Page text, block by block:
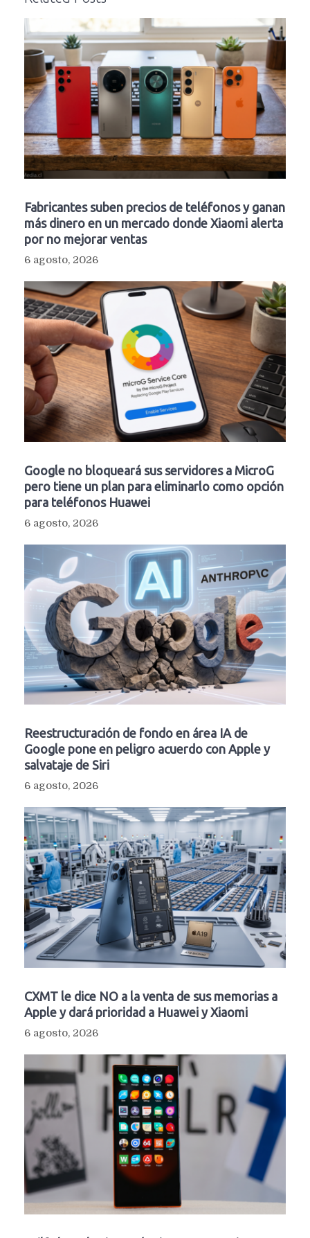
Fabricantes suben precios de teléfonos y ganan
más dinero en un mercado donde Xiaomi alerta
por no mejorar ventas
6 agosto, 2026
Google no bloqueará sus servidores a MicroG
pero tiene un plan para eliminarlo como opción
para teléfonos Huawei
6 agosto, 2026
Reestructuración de fondo en área IA de
Google pone en peligro acuerdo con Apple y
salvataje de Siri
6 agosto, 2026
CXMT le dice NO a la venta de sus memorias a
Apple y dará prioridad a Huawei y Xiaomi
6 agosto, 2026